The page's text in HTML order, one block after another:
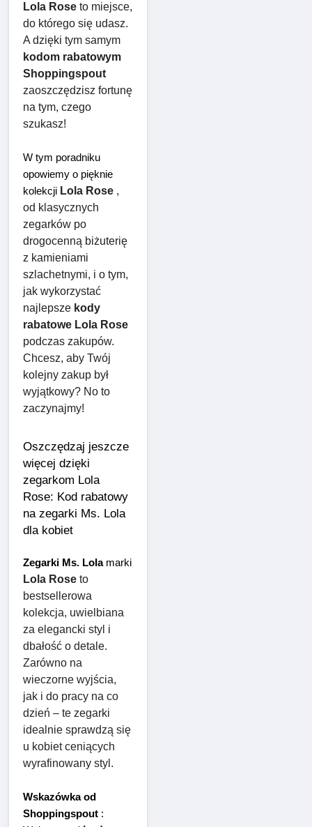
Lola Rose to miejsce,
do którego się udasz.
kodom rabatowym
Shoppingspout
zaoszczędzisz fortunę
na tym, czego
szukasz!
W tym poradniku
opowiemy o pięknie
kolekcji Lola Rose ,
od klasycznych
zegarków po
drogocenną biżuterię
z kamieniami
szlachetnymi, i o tym,
jak wykorzystać
najlepsze kody
rabatowe Lola Rose
podczas zakupów.
Chcesz, aby Twój
kolejny zakup był
wyjątkowy? No to
zaczynajmy!
Oszczędzaj jeszcze
więcej dzięki
zegarkom Lola
Rose: Kod rabatowy
na zegarki Ms. Lola
dla kobiet
Zegarki Ms. Lola
Lola Rose to
bestsellerowa
kolekcja, uwielbiana
za elegancki styl i
dbałość o detale.
Zarówno na
wieczorne wyjścia,
jak i do pracy na co
dzień – te zegarki
idealnie sprawdzą się
u kobiet ceniących
wyrafinowany styl.
Wskazówka od
Shoppingspout :